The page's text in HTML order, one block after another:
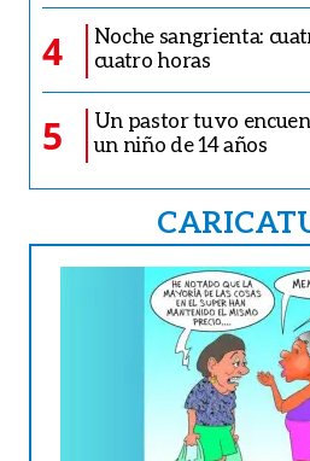
4
Noche sangrienta:
cuatro horas
5
Un pastor tuvo
un niño de 14 años